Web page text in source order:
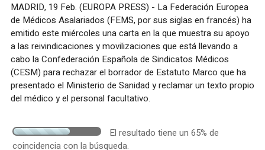
MADRID, 19 Feb. (EUROPA PRESS) - La Federación Europea
de Médicos Asalariados (FEMS, por sus siglas en francés) ha
emitido este miércoles una carta en la que muestra su apoyo
a las reivindicaciones y movilizaciones que está llevando a
cabo la Confederación Española de Sindicatos Médicos
(CESM) para rechazar el borrador de Estatuto Marco que ha
presentado el Ministerio de Sanidad y reclamar un texto propio
del médico y el personal facultativo.
El resultado tiene un 65% de
coincidencia con la búsqueda.